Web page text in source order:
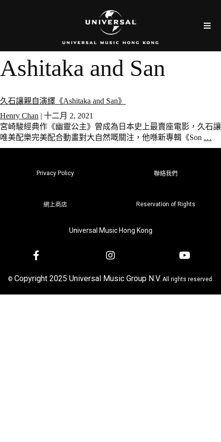
Ashitaka and San
久石讓親自演繹《Ashitaka and San》
Henry Chan | 十二月 2, 2021
宮崎駿經典作《幽靈公主》曾成為日本史上最賣座電影，久石讓
唯美配樂完美配合動畫對大自然嘅關注，他喺新專輯《Son …
Privacy Policy 聯絡我們
網上商店 Reservation of Rights
Universal Music Hong Kong
© Copyright 2025 Universal Music Group N.V. All rights reserved.